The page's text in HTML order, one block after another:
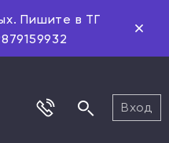
Пишите в ТГ
Вход